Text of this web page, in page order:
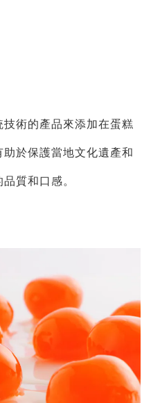
術的產品來添加在蛋糕
於保護當地文化遺產和
質和口感。